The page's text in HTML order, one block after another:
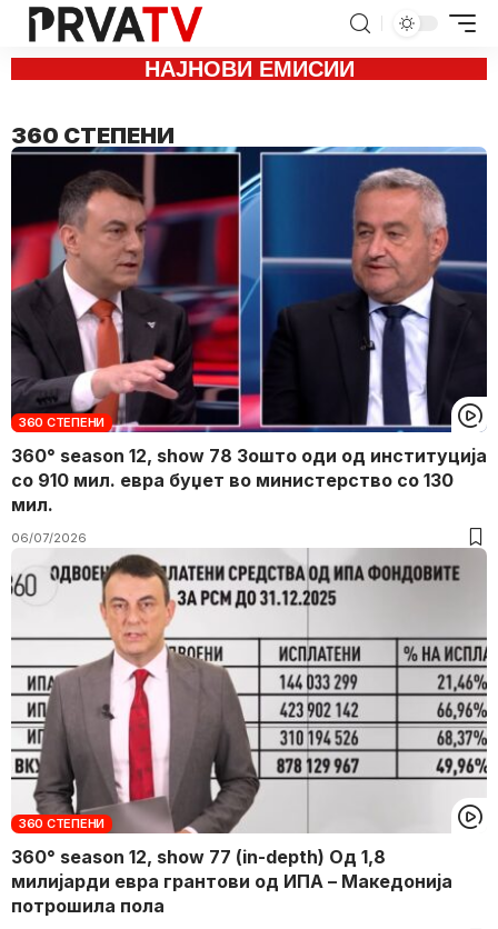
НАЈНОВИ ЕМИСИИ
360 СТЕПЕНИ
360 СТЕПЕНИ
360° season 12, show 78 Зошто оди од институција
со 910 мил. евра буџет во министерство со 130
мил.
06/07/2026
360 СТЕПЕНИ
360° season 12, show 77 (in-depth) Од 1,8
милијарди евра грантови од ИПА – Македонија
потрошила пола